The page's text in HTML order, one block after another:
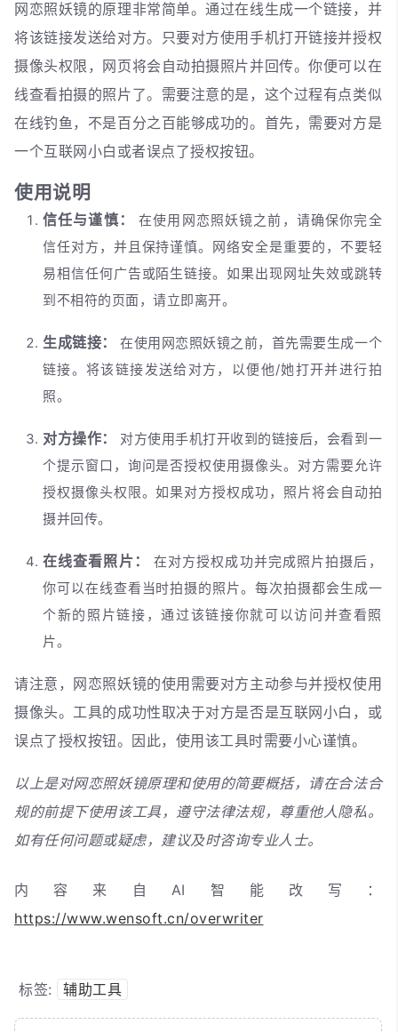
网恋照妖镜的原理非常简单。通过在线生成一个链接，并
将该链接发送给对方。只要对方使用手机打开链接并授权
摄像头权限，网页将会自动拍摄照片并回传。你便可以在
线查看拍摄的照片了。需要注意的是，这个过程有点类似
在线钓鱼，不是百分之百能够成功的。首先，需要对方是
一个互联网小白或者误点了授权按钮。
使用说明
信任与谨慎：
在使用网恋照妖镜之前，请确保你完全
信任对方，并且保持谨慎。网络安全是重要的，不要轻
易相信任何广告或陌生链接。如果出现网址失效或跳转
到不相符的页面，请立即离开。
生成链接：
在使用网恋照妖镜之前，首先需要生成一个
链接。将该链接发送给对方，以便他/她打开并进行拍
照。
对方操作：
对方使用手机打开收到的链接后，会看到一
个提示窗口，询问是否授权使用摄像头。对方需要允许
授权摄像头权限。如果对方授权成功，照片将会自动拍
摄并回传。
在线查看照片：
在对方授权成功并完成照片拍摄后，
你可以在线查看当时拍摄的照片。每次拍摄都会生成一
个新的照片链接，通过该链接你就可以访问并查看照
片。
请注意，网恋照妖镜的使用需要对方主动参与并授权使用
摄像头。工具的成功性取决于对方是否是互联网小白，或
误点了授权按钮。因此，使用该工具时需要小心谨慎。
以上是对网恋照妖镜原理和使用的简要概括，请在合法合
规的前提下使用该工具，遵守法律法规，尊重他人隐私。
如有任何问题或疑虑，建议及时咨询专业人士。
内容来自AI智能改写：
https://www.wensoft.cn/overwriter
标签: 辅助工具